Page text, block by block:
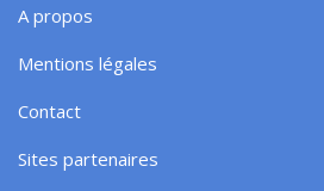
A propos
Mentions légales
Contact
Sites partenaires